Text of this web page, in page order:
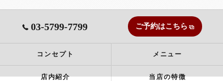
03-5799-7799 ご予約はこちら
コンセプト メニュー
店内紹介 当店の特徴